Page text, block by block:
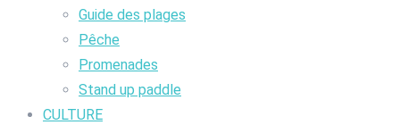
Guide des plages
Pêche
Promenades
Stand up paddle
CULTURE